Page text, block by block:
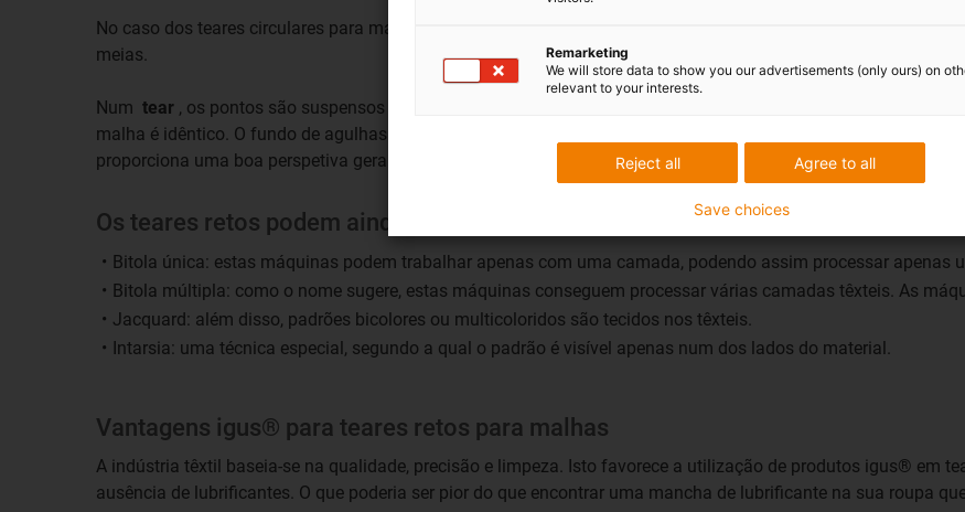
No caso dos teares circulares para malhas, são utilizadas inúmeras agulhas para tricotar pontos num padrão
meias.
Num tear , os pontos são suspensos numa fila em agulhas e são retirados por meio de uma carruagem em
malha é idêntico. O fundo de agulhas e a guia do carrete assentam numa base. A mesa com as bobines de fio
proporciona uma boa perspetiva geral.
Os teares retos podem ainda ser classificados de acordo com vários tipos:
Bitola única: estas máquinas podem trabalhar apenas com uma camada, podendo assim processar apenas
Bitola múltipla: como o nome sugere, estas máquinas conseguem processar várias camadas têxteis. As
Jacquard: além disso, padrões bicolores ou multicoloridos são tecidos nos têxteis.
Intarsia: uma técnica especial, segundo a qual o padrão é visível apenas num dos lados do material.
Vantagens igus® para teares retos para malhas
A indústria têxtil baseia-se na qualidade, precisão e limpeza. Isto favorece a utilização de produtos igus® em
ausência de lubrificantes. O que poderia ser pior do que encontrar uma mancha de lubrificante na sua roupa
Remarketing
We will store data to show you our advertisements (only ours) on
relevant to your interests.
Agree to all
Reject all
Save choices